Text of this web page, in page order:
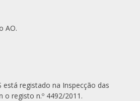
AO.
está registado na Inspecção das
o registo n.º 4492/2011.